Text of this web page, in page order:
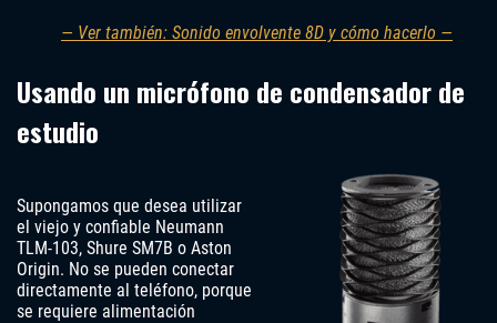
— Ver también: Sonido envolvente 8D y cómo hacerlo —
Usando un micrófono de condensador de
estudio
Supongamos que desea utilizar
el viejo y confiable Neumann
TLM-103, Shure SM7B o Aston
Origin. No se pueden conectar
directamente al teléfono, porque
se requiere alimentación